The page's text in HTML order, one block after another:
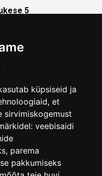
küpsiseid ja
et
sirvimiskogemust
veebisaidi
, parema
pakkumiseks
5